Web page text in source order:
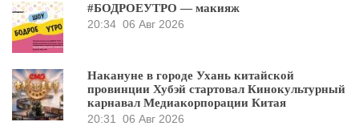
#БОДРОЕУТРО — макияж
20:34 06 Авг 2026
Накануне в городе Ухань китайской
провинции Хубэй стартовал Кинокультурный
карнавал Медиакорпорации Китая
20:31
06 Авг 2026